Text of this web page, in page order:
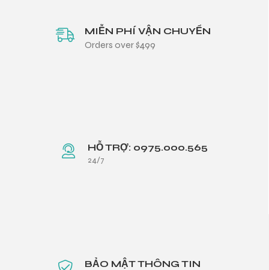
MIỄN PHÍ VẬN CHUYỂN
Orders over $499
HỖ TRỢ: 0975.000.565
24/7
BẢO MẬT THÔNG TIN